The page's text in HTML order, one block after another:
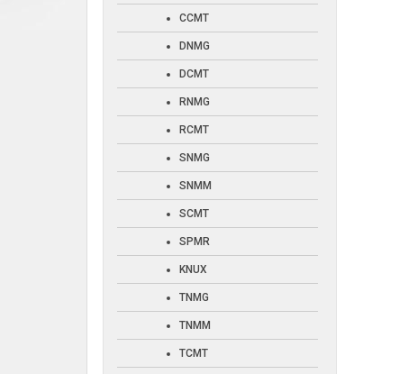
CCMT
DNMG
DCMT
RNMG
RCMT
SNMG
SNMM
SCMT
SPMR
KNUX
TNMG
TNMM
TCMT